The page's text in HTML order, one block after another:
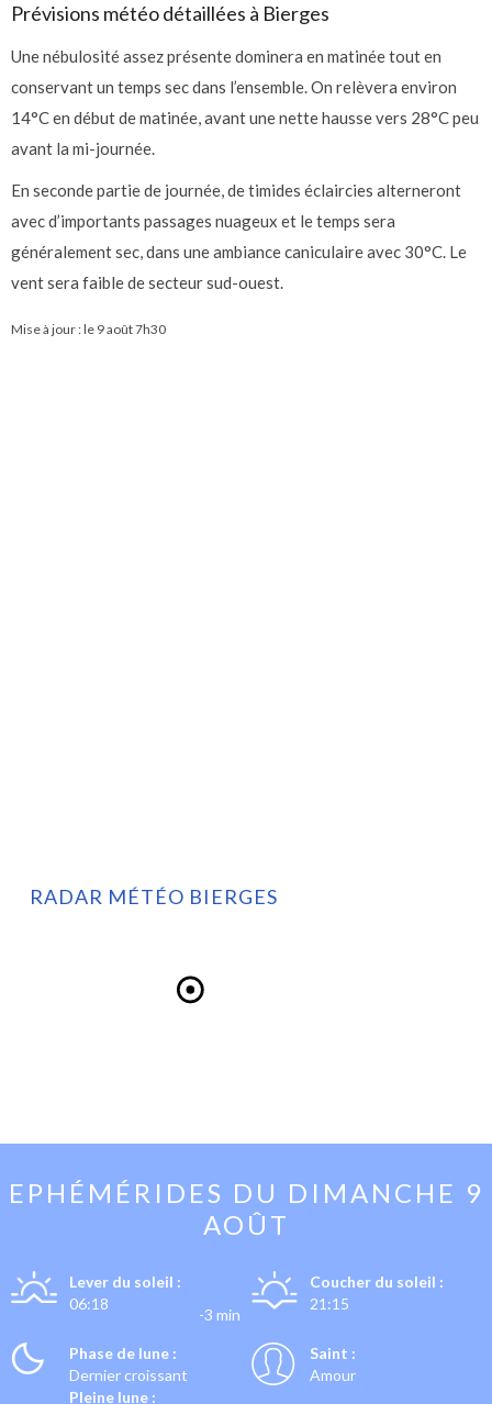
Prévisions météo détaillées à Bierges
Une nébulosité assez présente dominera en matinée tout en
conservant un temps sec dans l’ensemble. On relèvera environ
14°C en début de matinée, avant une nette hausse vers 28°C peu
avant la mi-journée.
En seconde partie de journée, de timides éclaircies alterneront
avec d’importants passages nuageux et le temps sera
généralement sec, dans une ambiance caniculaire avec 30°C. Le
vent sera faible de secteur sud-ouest.
Mise à jour : le 9 août 7h30
RADAR MÉTÉO BIERGES
EPHÉMÉRIDES DU DIMANCHE 9
AOÛT
Lever du soleil :
06:18
-3 min
Coucher du soleil :
21:15
Phase de lune :
Dernier croissant
Pleine lune :
Saint :
Amour